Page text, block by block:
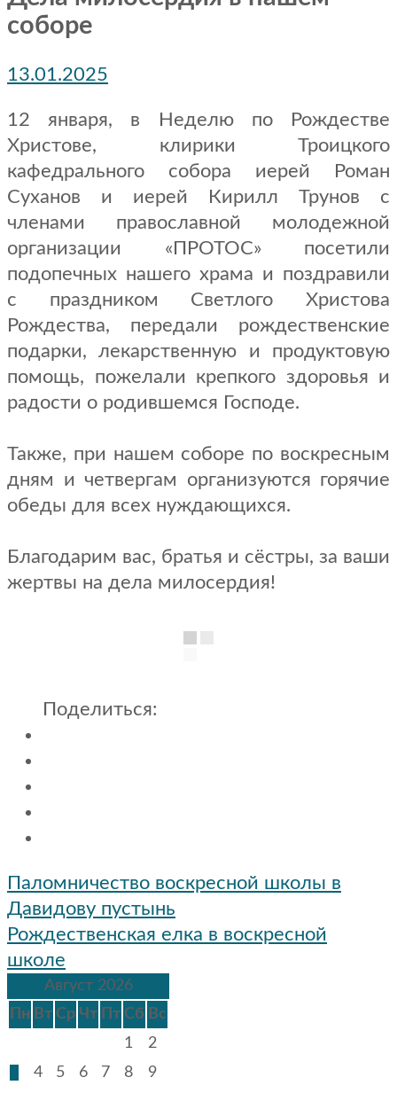
соборе
13.01.2025
12 января, в Неделю по Рождестве
Христове, клирики Троицкого
кафедрального собора иерей Роман
Суханов и иерей Кирилл Трунов с
членами православной молодежной
организации «ПРОТОС» посетили
подопечных нашего храма и поздравили
с праздником Светлого Христова
Рождества, передали рождественские
подарки, лекарственную и продуктовую
помощь, пожелали крепкого здоровья и
радости о родившемся Господе.
Также, при нашем соборе по воскресным
дням и четвергам организуются горячие
обеды для всех нуждающихся.
Благодарим вас, братья и сёстры, за ваши
жертвы на дела милосердия!
Поделиться:
Навигация
по
записям
Паломничество воскресной школы в
Давидову пустынь
Рождественская елка в воскресной
школе
Август 2026
Пн Вт Ср Чт Пт Сб Вс
1
2
4 5 6 7 8
9